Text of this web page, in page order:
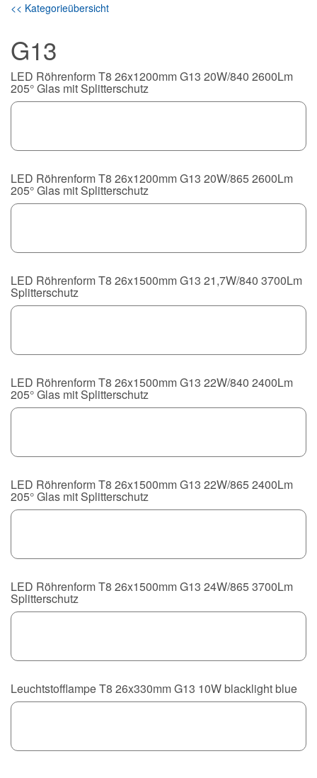
<< Kategorieübersicht
G13
LED Röhrenform T8 26x1200mm G13 20W/840 2600Lm
205° Glas mit Splitterschutz
LED Röhrenform T8 26x1200mm G13 20W/865 2600Lm
205° Glas mit Splitterschutz
LED Röhrenform T8 26x1500mm G13 21,7W/840 3700Lm
Splitterschutz
LED Röhrenform T8 26x1500mm G13 22W/840 2400Lm
205° Glas mit Splitterschutz
LED Röhrenform T8 26x1500mm G13 22W/865 2400Lm
205° Glas mit Splitterschutz
LED Röhrenform T8 26x1500mm G13 24W/865 3700Lm
Splitterschutz
Leuchtstofflampe T8 26x330mm G13 10W blacklight blue